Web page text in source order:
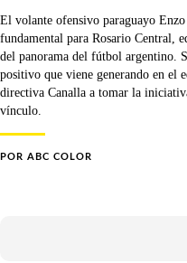
El volante ofensivo paraguayo
fundamental para Rosario Central,
del panorama del fútbol argentino.
positivo que viene generando en el
directiva Canalla a tomar la
vínculo.
POR ABC COLOR